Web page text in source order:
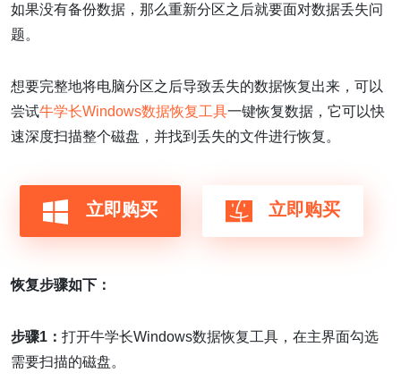
如果没有备份数据，那么重新分区之后就要面对数据丢失问
题。
想要完整地将电脑分区之后导致丢失的数据恢复出来，可以
尝试牛学长Windows数据恢复工具一键恢复数据，它可以快
速深度扫描整个磁盘，并找到丢失的文件进行恢复。
立即购买 立即购买
恢复步骤如下：
步骤1： 打开牛学长Windows数据恢复工具，在主界面勾选
需要扫描的磁盘。